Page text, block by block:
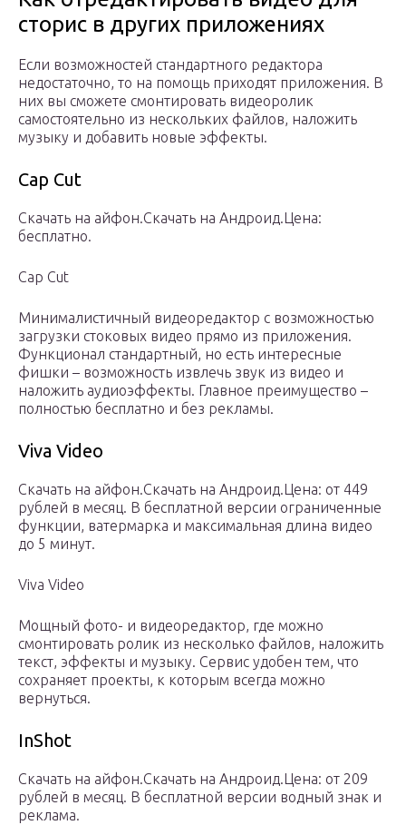
сторис в других приложениях
Если возможностей стандартного редактора
недостаточно, то на помощь приходят приложения. В
них вы сможете смонтировать видеоролик
самостоятельно из нескольких файлов, наложить
музыку и добавить новые эффекты.
Cap Cut
Скачать на айфон.Скачать на Андроид.Цена:
бесплатно.
Cap Cut
Минималистичный видеоредактор с возможностью
загрузки стоковых видео прямо из приложения.
Функционал стандартный, но есть интересные
фишки – возможность извлечь звук из видео и
наложить аудиоэффекты. Главное преимущество –
полностью бесплатно и без рекламы.
Viva Video
Скачать на айфон.Скачать на Андроид.Цена: от 449
рублей в месяц. В бесплатной версии ограниченные
функции, ватермарка и максимальная длина видео
до 5 минут.
Viva Video
Мощный фото- и видеоредактор, где можно
смонтировать ролик из несколько файлов, наложить
текст, эффекты и музыку. Сервис удобен тем, что
сохраняет проекты, к которым всегда можно
вернуться.
InShot
Скачать на айфон.Скачать на Андроид.Цена: от 209
рублей в месяц. В бесплатной версии водный знак и
реклама.